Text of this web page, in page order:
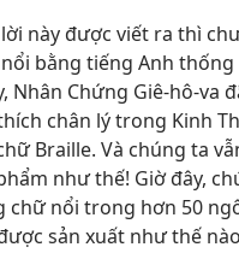
này được viết ra thì
bằng tiếng Anh
Nhân Chứng Giê-hô-va
chân lý trong Kinh
Braille. Và chúng ta
như thế! Giờ đây,
chữ nổi trong hơn 50
sản xuất như thế